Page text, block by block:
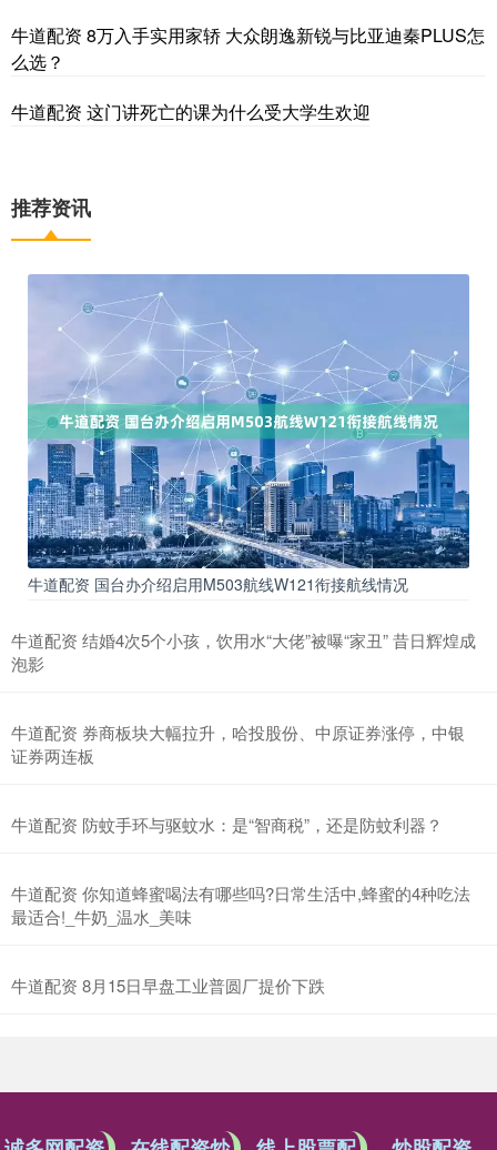
牛道配资 8万入手实用家轿 大众朗逸新锐与比亚迪秦PLUS怎
么选？
牛道配资 这门讲死亡的课为什么受大学生欢迎
推荐资讯
牛道配资 国台办介绍启用M503航线W121衔接航线情况
牛道配资 结婚4次5个小孩，饮用水“大佬”被曝“家丑” 昔日辉煌成
泡影
牛道配资 券商板块大幅拉升，哈投股份、中原证券涨停，中银
证券两连板
牛道配资 防蚊手环与驱蚊水：是“智商税”，还是防蚊利器？
牛道配资 你知道蜂蜜喝法有哪些吗?日常生活中,蜂蜜的4种吃法
最适合!_牛奶_温水_美味
牛道配资 8月15日早盘工业普圆厂提价下跌